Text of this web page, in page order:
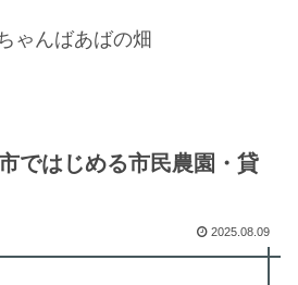
ゃんばあばの畑
ではじめる市民農園・貸
2025.08.09